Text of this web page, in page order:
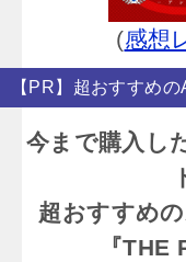
(感想
【PR】超おすすめ
今まで購入し
超おすすめ
『THE